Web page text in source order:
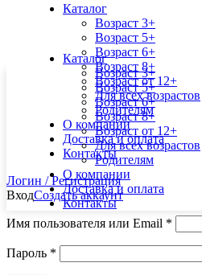
Каталог
Возраст 3+
Возраст 5+
Возраст 6+
Возраст 8+
Возраст от 12+
Для всех возрастов
Родителям
О компании
Доставка и оплата
Контакты
Логин / Регистрация
ВходСоздать аккаунт
Имя пользователя или Email *
Пароль *
Каталог
Возраст 3+
Возраст 5+
Возраст 6+
Возраст 8+
Возраст от 12+
Для всех возрастов
Родителям
О компании
Доставка и оплата
Контакты